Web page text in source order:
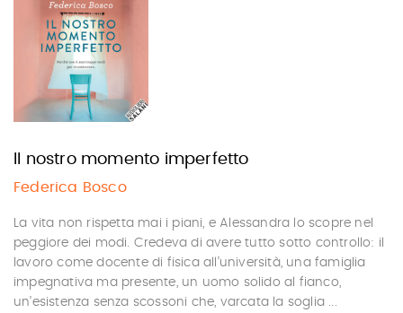
Il nostro momento imperfetto
Federica Bosco
La vita non rispetta mai i piani, e Alessandra lo scopre nel
peggiore dei modi. Credeva di avere tutto sotto controllo: il
lavoro come docente di fisica all’università, una famiglia
impegnativa ma presente, un uomo solido al fianco,
un’esistenza senza scossoni che, varcata la soglia ...